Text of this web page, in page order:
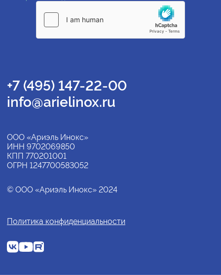
+7 (495) 147-22-00
info@arielinox.ru
ООО «Ариэль Инокс»
ИНН 9702069850
КПП 770201001
ОГРН 1247700583052
© ООО «Ариэль Инокс» 2024
Политика конфиденциальности